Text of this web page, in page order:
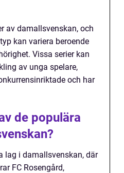
av damallsvenskan, och
kan variera beroende
Vissa serier kan
av unga spelare,
och har
de populära
lag i damallsvenskan, där
FC Rosengård,